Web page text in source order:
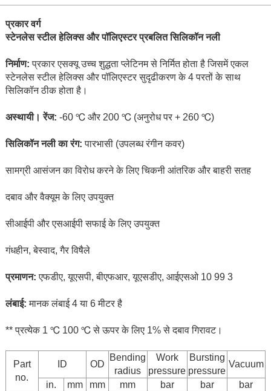
प्रकार वर्ग
स्टेनलेस स्टील हेलिक्स और पॉलिएस्टर प्रबलित सिलिकॉन नली
निर्माण: प्रकार एसक्यू उच्च शुद्धता प्लेटिनम से निर्मित होता है जिसमें एकल
स्टेनलेस स्टील हेलिक्स और पॉलिएस्टर सुदृढीकरण के 4 परतों के साथ
सिलिकॉन ठीक होता है।
अस्थायी। रेंज: -60 ℃ और 200 ℃ (अनुरोध पर + 260 ℃)
सिलिकॉन नली का रंग: पारभासी (उपलब्ध रंगीन कवर)
सामग्री आसंजन का विरोध करने के लिए चिकनी आंतरिक और बाहरी सतह
दबाव और वैक्यूम के लिए उपयुक्त
सीआईपी और एसआईपी सफाई के लिए उपयुक्त
गंधहीन, बेस्वाद, गैर विषैले
प्रमाणन: एफडीए, यूएसपी, बीएफआर, यूएसडीए, आईएसओ 10 99 3
लंबाई: मानक लंबाई 4 या 6 मीटर है
** प्रत्येक 1 ℃ 100 ℃ से ऊपर के लिए 1% से दबाव गिरावट।
Part
no.
ID OD
Bending
radius
Work
pressure
Bursting
pressure
Vacuum
in.
mm mm mm bar bar
bar